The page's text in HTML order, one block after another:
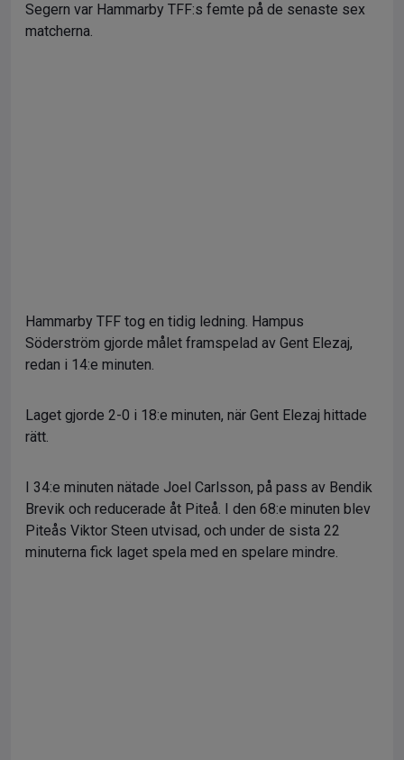
Segern var Hammarby TFF:s femte på de senaste sex
matcherna.
Hammarby TFF tog en tidig ledning. Hampus
Söderström gjorde målet framspelad av Gent Elezaj,
redan i 14:e minuten.
Laget gjorde 2-0 i 18:e minuten, när Gent Elezaj hittade
rätt.
I 34:e minuten nätade Joel Carlsson, på pass av Bendik
Brevik och reducerade åt Piteå. I den 68:e minuten blev
Piteås Viktor Steen utvisad, och under de sista 22
minuterna fick laget spela med en spelare mindre.